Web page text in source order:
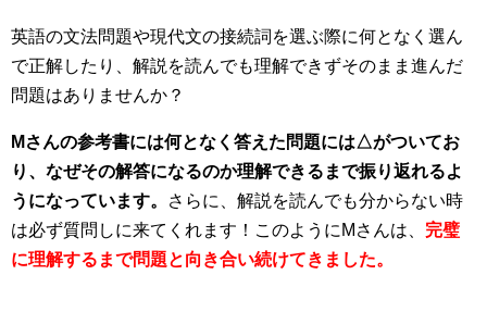
英語の文法問題や現代文の接続詞を選ぶ際に何となく選ん
で正解したり、解説を読んでも理解できずそのまま進んだ
問題はありませんか？
Mさんの参考書には何となく答えた問題には△がついてお
り、なぜその解答になるのか理解できるまで振り返れるよ
うになっています。
さらに、解説を読んでも分からない時
は必ず質問しに来てくれます！このようにMさんは、 完璧
に理解するまで問題と向き合い続けてきました。